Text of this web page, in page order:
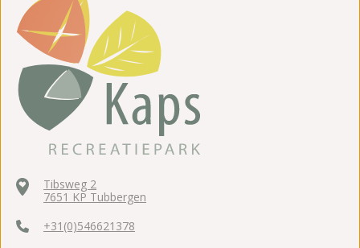
Tibsweg 2
7651 KP Tubbergen
+31(0)546621378